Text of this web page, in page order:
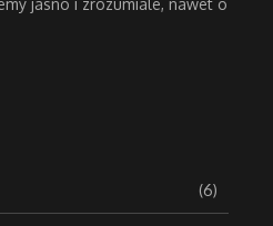
jasno i zrozumiale, nawet o
(6)